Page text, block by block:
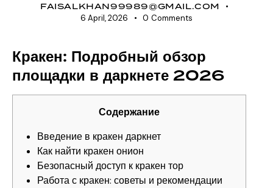
FAISALKHAN99989@GMAIL.COM
6 April, 2026 0 Comments
Кракен: Подробный обзор
площадки в даркнете 2026
Содержание
Введение в кракен даркнет
Как найти кракен онион
Безопасный доступ к кракен тор
Работа с кракен: советы и рекомендации